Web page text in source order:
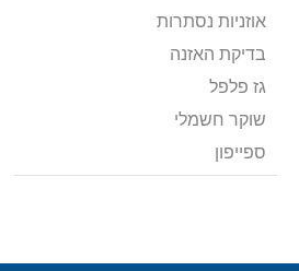
אוזניות נסתרות
בדיקת האזנה
גז פלפל
שוקר חשמלי
ספייפון